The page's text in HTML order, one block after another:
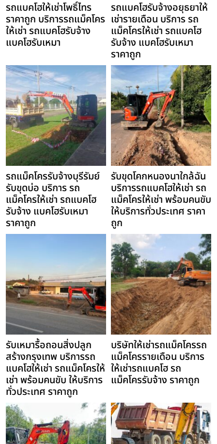
รถแบคโฮให้เช่าโพธิ์ไทร
ราคาถูก บริการรถแม็คโคร
ให้เช่า รถแบคโฮรับจ้าง
แบคโฮรับเหมา
รถแบคโฮรับจ้างอยุธยาให้
เช่ารายเดือน บริการ รถ
แม็คโครให้เช่า รถแบคโฮ
รับจ้าง แบคโฮรับเหมา
ราคาถูก
รถแม็คโครรับจ้างบุรีรัมย์
รับขุดบ่อ บริการ รถ
แม็คโครให้เช่า รถแบคโฮ
รับจ้าง แบคโฮรับเหมา
ราคาถูก
รับขุดโคกหนองนาใกล้ฉัน
บริการรถแบคโฮให้เช่า รถ
แม็คโครให้เช่า พร้อมคนขับ
ให้บริการทั่วประเทศ ราคา
ถูก
รับเหมารื้อถอนสิ่งปลูก
สร้างกรุงเทพ บริการรถ
แบคโฮให้เช่า รถแม็คโครให้
เช่า พร้อมคนขับ ให้บริการ
ทั่วประเทศ ราคาถูก
บริษัทให้เช่ารถแม็คโครรถ
แม็คโครรายเดือน บริการ
ให้เช่ารถแบคโฮ รถ
แม็คโครรับจ้าง ราคาถูก